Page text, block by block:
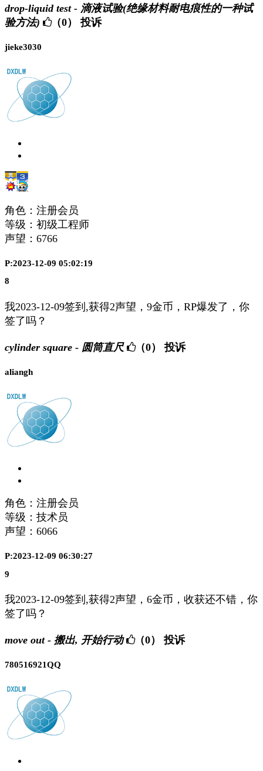
drop-liquid test - 滴液试验(绝缘材料耐电痕性的一种试
验方法)
（0） 投诉
jieke3030
角色：注册会员
等级：初级工程师
声望： 6766
P:2023-12-09 05:02:19
8
我2023-12-09签到,获得2声望，9金币，RP爆发了，你
签了吗？
cylinder square - 圆筒直尺 （0） 投诉
aliangh
角色：注册会员
等级：技术员
声望： 6066
P:2023-12-09 06:30:27
9
我2023-12-09签到,获得2声望，6金币，收获还不错，你
签了吗？
move out - 搬出, 开始行动 （0） 投诉
780516921QQ